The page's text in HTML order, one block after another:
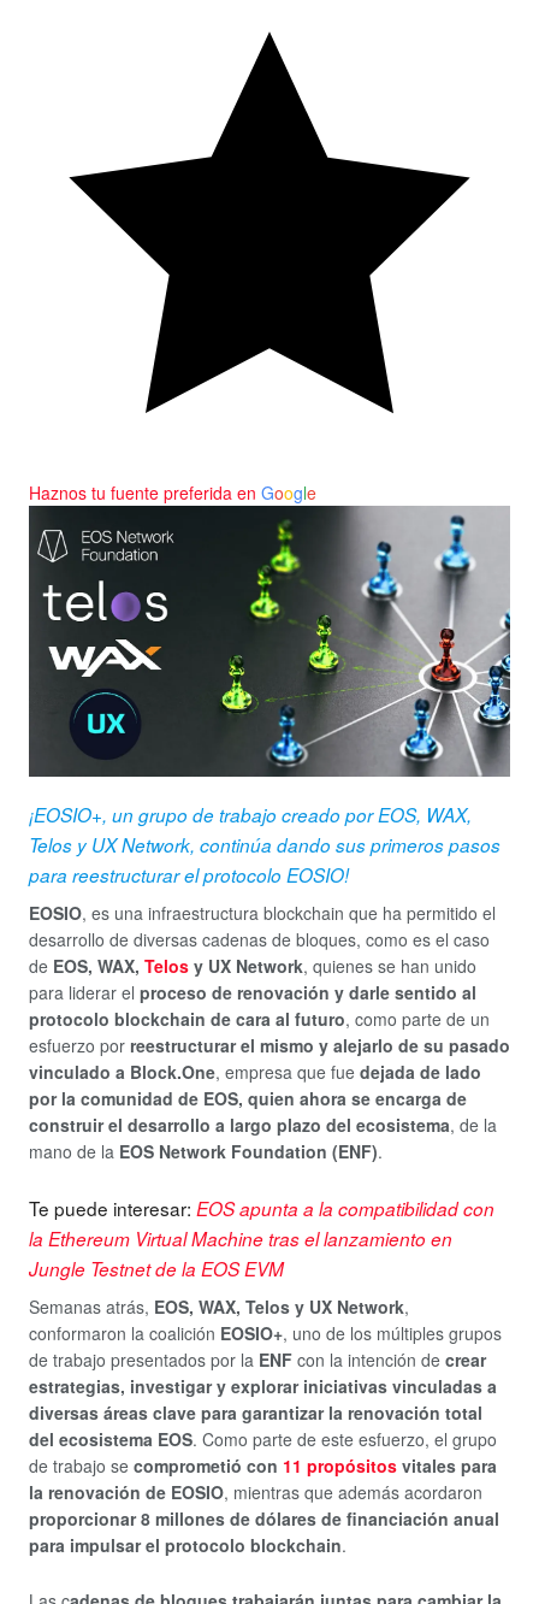
Haznos tu fuente preferida en Google
¡EOSIO+, un grupo de trabajo creado por EOS, WAX,
Telos y UX Network, continúa dando sus primeros pasos
para reestructurar el protocolo EOSIO!
EOSIO, es una infraestructura blockchain que ha permitido el
desarrollo de diversas cadenas de bloques, como es el caso
de EOS, WAX, Telos y UX Network, quienes se han unido
para liderar el proceso de renovación y darle sentido al
protocolo blockchain de cara al futuro, como parte de un
esfuerzo por reestructurar el mismo y alejarlo de su pasado
vinculado a Block.One, empresa que fue dejada de lado
por la comunidad de EOS, quien ahora se encarga de
construir el desarrollo a largo plazo del ecosistema, de la
mano de la EOS Network Foundation (ENF).
Te puede interesar: EOS apunta a la compatibilidad con
la Ethereum Virtual Machine tras el lanzamiento en
Jungle Testnet de la EOS EVM
Semanas atrás, EOS, WAX, Telos y UX Network,
conformaron la coalición EOSIO+, uno de los múltiples grupos
de trabajo presentados por la ENF con la intención de crear
estrategias, investigar y explorar iniciativas vinculadas a
diversas áreas clave para garantizar la renovación total
del ecosistema EOS. Como parte de este esfuerzo, el grupo
de trabajo se comprometió con 11 propósitos vitales para
la renovación de EOSIO, mientras que además acordaron
proporcionar 8 millones de dólares de financiación anual
para impulsar el protocolo blockchain.